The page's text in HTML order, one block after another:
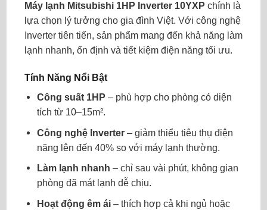
Máy lạnh Mitsubishi 1HP Inverter 10YXP chính là
lựa chọn lý tưởng cho gia đình Việt. Với công nghệ
Inverter tiên tiến, sản phẩm mang đến khả năng làm
lạnh nhanh, ổn định và tiết kiệm điện năng tối ưu.
Tính Năng Nổi Bật
Công suất 1HP – phù hợp cho phòng có diện
tích từ 10–15m².
Công nghệ Inverter– giảm thiểu tiêu thụ điện
năng lên đến 40% so với máy lạnh thường.
Làm lạnh nhanh – chỉ sau vài phút, không gian
phòng đã mát lạnh dễ chịu.
Hoạt động êm ái– thích hợp cả khi ngủ hoặc